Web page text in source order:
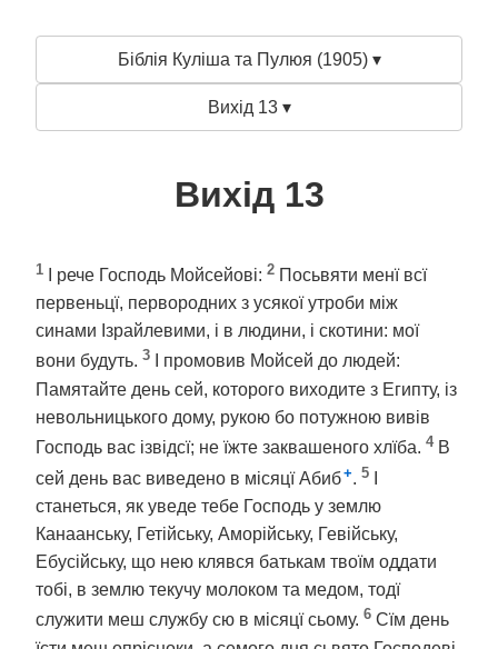
Біблія Куліша та Пулюя (1905) ▾
Вихід 13 ▾
Вихід 13
1 І рече Господь Мойсейові: 2 Посьвяти менї всї
первеньцї, первородних з усякої утроби між
синами Ізрайлевими, і в людини, і скотини: мої
вони будуть. 3
І промовив Мойсей до людей:
Памятайте день сей, которого виходите з Египту, із
невольницького дому, рукою бо потужною вивів
Господь вас ізвідсї; не їжте заквашеного хлїба. 4 В
сей день вас виведено в місяцї Абиб+. 5
станеться, як уведе тебе Господь у землю
Канаанську, Гетійську, Аморійську, Гевійську,
Ебусійську, що нею клявся батькам твоїм оддати
тобі, в землю текучу молоком та медом, тодї
служити меш службу сю в місяцї сьому. 6 Сїм день